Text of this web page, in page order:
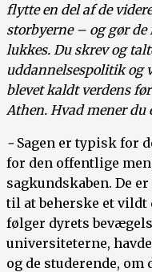
flytte en del af de
storbyerne – og gør
lukkes. Du skrev og
uddannelsespolitik og
blevet kaldt verdens
Athen. Hvad mener du
- Sagen er typisk for
for den offentlige
sagkundskaben. De
til at beherske et vildt
følger dyrets
universiteterne,
og de studerende, om